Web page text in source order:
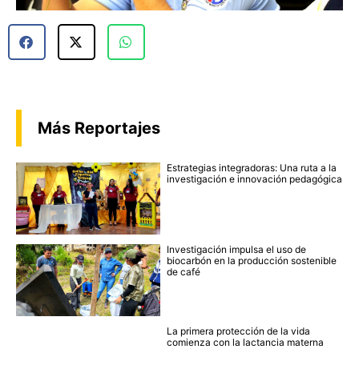
Más Reportajes
Estrategias integradoras: Una ruta a la
investigación e innovación pedagógica
Investigación impulsa el uso de
biocarbón en la producción sostenible
de café
La primera protección de la vida
comienza con la lactancia materna